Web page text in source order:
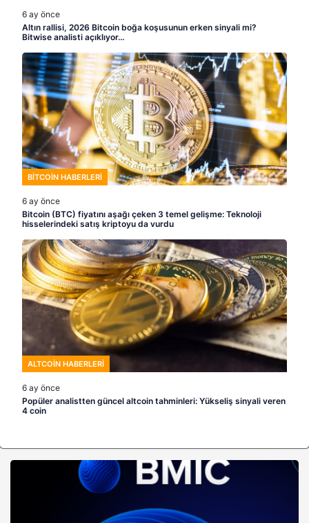
6 ay önce
Altın rallisi, 2026 Bitcoin boğa koşusunun erken sinyali mi?
Bitwise analisti açıklıyor…
BITCOIN HABERLERI
6 ay önce
Bitcoin (BTC) fiyatını aşağı çeken 3 temel gelişme: Teknoloji
hisselerindeki satış kriptoyu da vurdu
ALTCOIN HABERLERI
6 ay önce
Popüler analistten güncel altcoin tahminleri: Yükseliş sinyali veren
4 coin